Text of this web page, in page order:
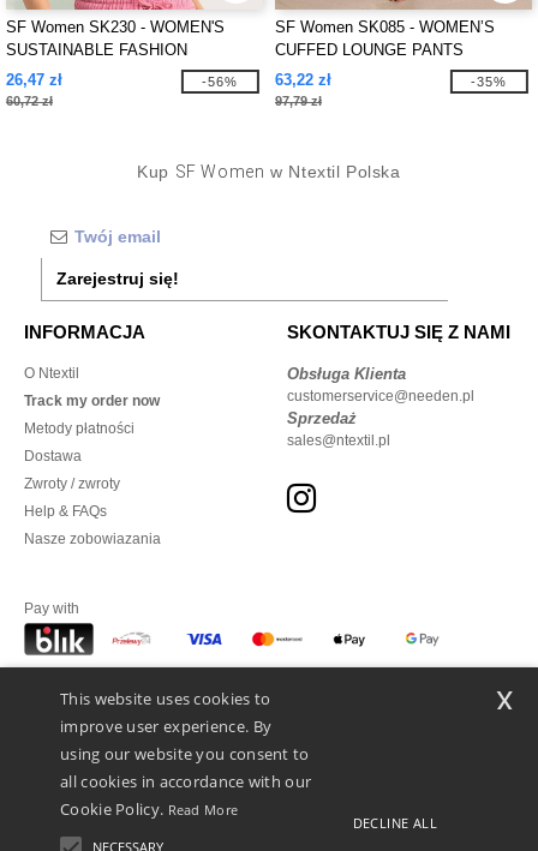
SF Women SK230 - WOMEN'S
SUSTAINABLE FASHION
CROPPED TOP
26,47 zł
60,72 zł
-56%
SF Women SK085 - WOMEN’S
CUFFED LOUNGE PANTS
63,22 zł
97,79 zł
-35%
Kup SF Women w Ntextil Polska
Zarejestruj się!
INFORMACJA
O Ntextil
Track my order now
Metody płatności
Dostawa
Zwroty / zwroty
Help & FAQs
Nasze zobowiazania
SKONTAKTUJ SIĘ Z NAMI
Obsługa Klienta
customerservice@needen.pl
Sprzedaż
sales@ntextil.pl
Pay with
We ship with
This website uses cookies to
improve user experience. By
using our website you consent to
all cookies in accordance with our
Cookie Policy. Read More
NECESSARY
DECLINE ALL
x